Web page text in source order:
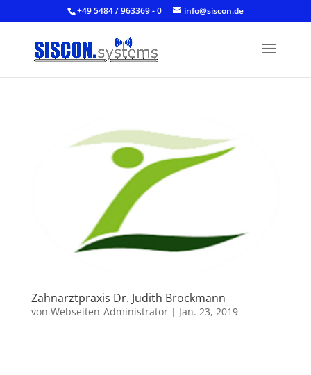
+49 5484 / 963369 - 0 info@siscon.de
Zahnarztpraxis Dr. Judith Brockmann
von Webseiten-Administrator| Jan. 23, 2019